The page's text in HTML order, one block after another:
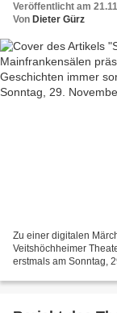
Sonntag, 29.
Veröffentlicht am
Von Dieter Gürz
Zu einer digitalen
Veitshöchheimer
erstmals am Sonntag,